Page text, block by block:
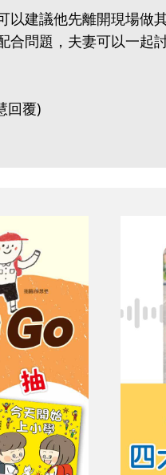
以建議他先離開現場做
合問題，夫妻可以一起
回覆)